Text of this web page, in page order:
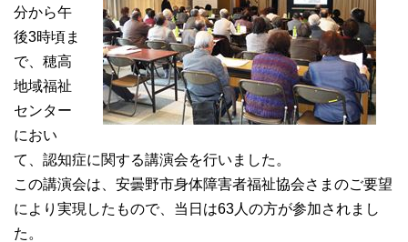
分から午
後3時頃ま
で、穂高
地域福祉
センター
におい
て、認知症に関する講演会を行いました。
この講演会は、安曇野市身体障害者福祉協会さまのご要望
により実現したもので、当日は63人の方が参加されまし
た。